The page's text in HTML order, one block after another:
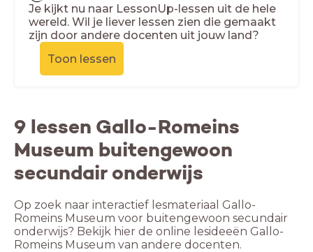
Je kijkt nu naar LessonUp-lessen uit de hele
wereld. Wil je liever lessen zien die gemaakt
zijn door andere docenten uit jouw land?
Toon lessen
9 lessen Gallo-Romeins
Museum buitengewoon
secundair onderwijs
Op zoek naar interactief lesmateriaal Gallo-
Romeins Museum voor buitengewoon secundair
onderwijs? Bekijk hier de online lesideeën Gallo-
Romeins Museum van andere docenten.